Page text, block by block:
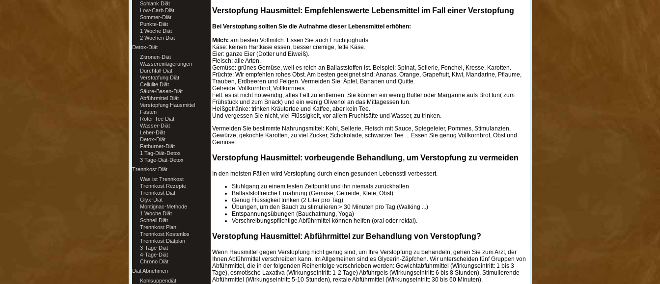
Schlank Diät
Low-Carb Diät
Sommer-Diät
Punkte-Diät
1 Woche Diät
2 Wochen Diät
Detox-Diät
Zitronen-Diät
Wassereinlagerungen
Durchfall-Diät
Verstopfung Diät
Cellulite Diät
Säure-Basen-Diät
Abführmittel Diät
Verstopfung Hausmittel
Fasten
Roter Tee Diät
Wasser-Diät
Leber-Diät
Detox-Diät
Fatburner-Diät
1 Tag-Diät-Detox
3 Tage-Diät-Detox
Trennkost Diät
Was ist Trennkost
Trennkost Rezepte
Trennkost Diät
Glyx-Diät
Montignac-Methode
1 Woche Diät
Schnell Diät
Trennkost Plan
Trennkost Kostenlos
Trennkost Diätplan
3-Tage-Diät
4-Tage-Diät
Chrono Diät
Diät Abnehmen
Kohlsuppendiät
Verstopfung Hausmittel: Empfehlenswerte Lebensmittel im Fall einer Verstopfung
Bei Verstopfung sollten Sie die Aufnahme dieser Lebensmittel erhöhen:
Milch: am besten Vollmilch. Essen Sie auch Fruchtjoghurts.
Käse: keinen Hartkäse essen, besser cremige, fette Käse.
Eier: ganze Eier (Dotter und Eiweiß).
Fleisch: alle Arten.
Gemüse: grünes Gemüse, weil es reich an Ballaststoffen ist. Beispiel: Spinat, Sellerie, Fenchel, Kresse, Karotten.
Früchte: Wir empfehlen rohes Obst. Am besten geeignet sind: Ananas, Orange, Grapefruit, Kiwi, Mandarine, Pflaume,
Trauben, Erdbeeren und Feigen. Vermeiden Sie: Äpfel, Bananen und Quitte.
Getreide: Vollkornbrot, Vollkornreis.
Fett: es ist nicht notwendig, alles Fett zu entfernen. Sie können ein wenig Butter oder Margarine aufs Brot tun( zum
Frühstück und zum Snack) und ein wenig Olivenöl an das Mittagessen tun.
Heißgetränke: trinken Kräutertee und Kaffee, aber kein Tee.
Und vergessen Sie nicht, viel Flüssigkeit, vor allem Fruchtsäfte und Wasser, zu trinken.
Vermeiden Sie bestimmte Nahrungsmittel: Kohl, Sellerie, Fleisch mit Sauce, Spiegeleier, Pommes, Stimulanzien,
Gewürze, gekochte Karotten, zu viel Zucker, Schokolade, schwarzer Tee ... Essen Sie genug Vollkornbrot, Obst und
Gemüse.
Verstopfung Hausmittel: vorbeugende Behandlung, um Verstopfung zu vermeiden
In den meisten Fällen wird Verstopfung durch einen gesunden Lebensstil verbessert.
Stuhlgang zu einem festen Zeitpunkt und ihn niemals zurückhalten
Ballaststoffreiche Ernährung (Gemüse, Getreide, Kleie, Obst)
Genug Flüssigkeit trinken (2 Liter pro Tag)
Übungen, um den Bauch zu stimulieren:> 30 Minuten pro Tag (Walking ...)
Entspannungsübungen (Bauchatmung, Yoga)
Verschreibungspflichtige Abführmittel können helfen (oral oder rektal).
Verstopfung Hausmittel: Abführmittel zur Behandlung von Verstopfung?
Wenn Hausmittel gegen Verstopfung nicht genug sind, um Ihre Verstopfung zu behandeln, gehen Sie zum Arzt, der
Ihnen Abführmittel verschreiben kann. Im Allgemeinen sind es Glycerin-Zäpfchen. Wir unterscheiden fünf Gruppen von
Abführmittel, die in der folgenden Reihenfolge verschrieben werden: Gewichtabführmittel (Wirkungseintritt: 1 bis 3
Tage), osmotische Laxativa (Wirkungseintritt: 1-2 Tage) Abführgels (Wirkungseintritt: 6 bis 8 Stunden), Stimulierende
Abführmittel (Wirkungseintritt: 5-10 Stunden), rektale Abführmittel (Wirkungseintritt: 30 bis 60 Minuten).